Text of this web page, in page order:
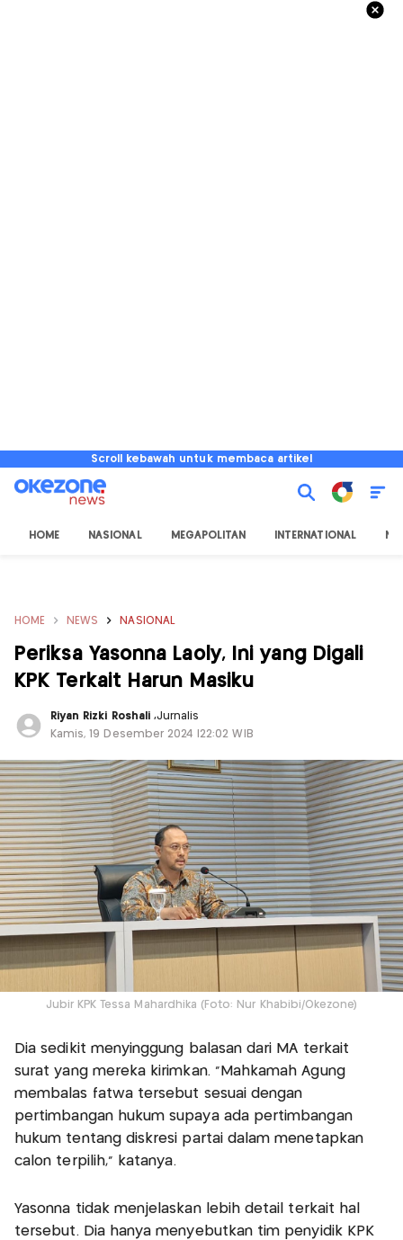
Scroll kebawah untuk membaca artikel
HOME NASIONAL MEGAPOLITAN INTERNATIONAL
HOME NEWS NASIONAL
Periksa Yasonna Laoly, Ini yang Digali
KPK Terkait Harun Masiku
Riyan Rizki Roshali ,Jurnalis
Kamis, 19 Desember 2024 |22:02 WIB
Jubir KPK Tessa Mahardhika (Foto: Nur Khabibi/Okezone)
Dia sedikit menyinggung balasan dari MA terkait
surat yang mereka kirimkan. "Mahkamah Agung
membalas fatwa tersebut sesuai dengan
pertimbangan hukum supaya ada pertimbangan
hukum tentang diskresi partai dalam menetapkan
calon terpilih," katanya.
Yasonna tidak menjelaskan lebih detail terkait hal
tersebut. Dia hanya menyebutkan tim penyidik KPK